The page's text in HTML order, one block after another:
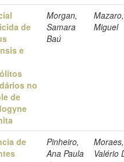
de
e
no
de
Morgan,
Samara
Baú
Miguel
de
Pinheiro,
Ana Paula
Valério